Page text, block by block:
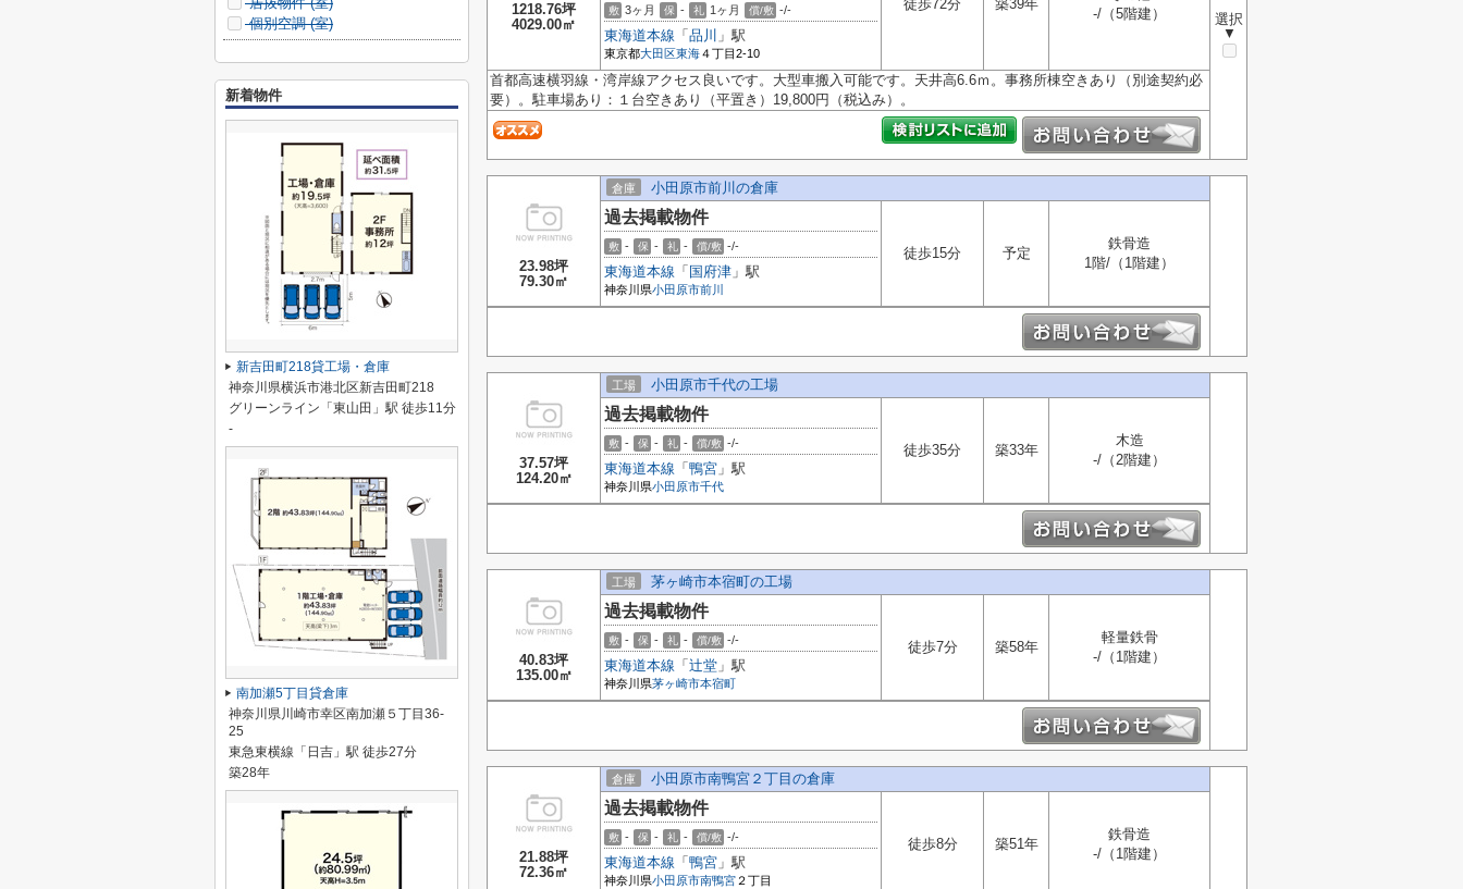
1218.76坪
4029.00㎡
選択
▼
敷 3ヶ月 保 - 礼 1ヶ月 償/敷 -/-
東海道本線 「 品川 」駅
東京都大田区東海４丁目2-10
徒歩72分 築39年
-/（5階建）
首都高速横羽線・湾岸線アクセス良いです。大型車搬入可能です。天井高6.6ｍ。事務所棟空きあり（別途契約必
要）。駐車場あり：１台空きあり（平置き）19,800円（税込み）。
23.98坪
79.30㎡
倉庫 小田原市前川の倉庫
過去掲載物件
敷 - 保 - 礼 - 償/敷 -/-
東海道本線 「 国府津 」駅
神奈川県小田原市前川
徒歩15分 予定
鉄骨造
1階/（1階建）
37.57坪
124.20㎡
工場 小田原市千代の工場
過去掲載物件
敷 - 保 - 礼 - 償/敷 -/-
東海道本線 「 鴨宮 」駅
神奈川県小田原市千代
徒歩35分 築33年
木造
-/（2階建）
40.83坪
135.00㎡
工場 茅ヶ崎市本宿町の工場
過去掲載物件
敷 - 保 - 礼 - 償/敷 -/-
東海道本線 「 辻堂 」駅
神奈川県茅ヶ崎市本宿町
徒歩7分 築58年
軽量鉄骨
-/（1階建）
21.88坪
72.36㎡
倉庫 小田原市南鴨宮２丁目の倉庫
過去掲載物件
敷 - 保 - 礼 - 償/敷 -/-
東海道本線 「 鴨宮 」駅
神奈川県小田原市南鴨宮 ２丁目
徒歩8分 築51年
鉄骨造
-/（1階建）
個別空調 (室)
新着物件
新吉田町218貸工場・倉庫
神奈川県横浜市港北区新吉田町218
グリーンライン「東山田」駅 徒歩11分
-
南加瀬5丁目貸倉庫
神奈川県川崎市幸区南加瀬５丁目36-
25
東急東横線「日吉」駅 徒歩27分
築28年